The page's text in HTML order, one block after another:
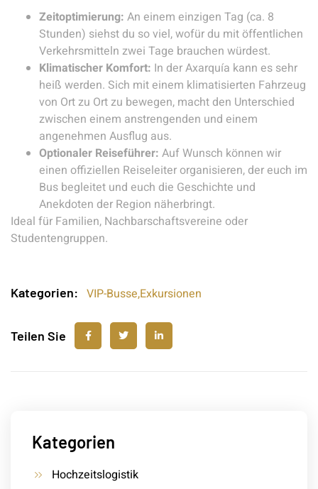
Kategorien
Hochzeitslogistik
Zeitoptimierung: An einem einzigen Tag (ca. 8
Stunden) siehst du so viel, wofür du mit öffentlichen
Verkehrsmitteln zwei Tage brauchen würdest.
Klimatischer Komfort: In der Axarquía kann es sehr
heiß werden. Sich mit einem klimatisierten Fahrzeug
von Ort zu Ort zu bewegen, macht den Unterschied
zwischen einem anstrengenden und einem
angenehmen Ausflug aus.
Optionaler Reiseführer: Auf Wunsch können wir
einen offiziellen Reiseleiter organisieren, der euch im
Bus begleitet und euch die Geschichte und
Anekdoten der Region näherbringt.
Ideal für Familien, Nachbarschaftsvereine oder
Studentengruppen.
Kategorien: VIP-Busse,Exkursionen
Teilen Sie